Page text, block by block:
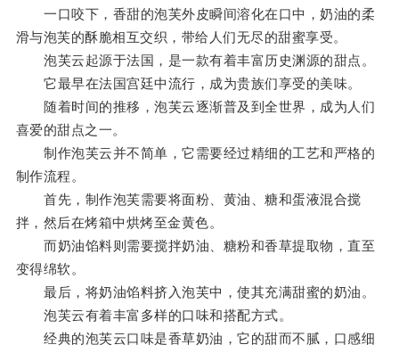
一口咬下，香甜的泡芙外皮瞬间溶化在口中，奶油的柔
滑与泡芙的酥脆相互交织，带给人们无尽的甜蜜享受。
泡芙云起源于法国，是一款有着丰富历史渊源的甜点。
它最早在法国宫廷中流行，成为贵族们享受的美味。
随着时间的推移，泡芙云逐渐普及到全世界，成为人们
喜爱的甜点之一。
制作泡芙云并不简单，它需要经过精细的工艺和严格的
制作流程。
首先，制作泡芙需要将面粉、黄油、糖和蛋液混合搅
拌，然后在烤箱中烘烤至金黄色。
而奶油馅料则需要搅拌奶油、糖粉和香草提取物，直至
变得绵软。
最后，将奶油馅料挤入泡芙中，使其充满甜蜜的奶油。
泡芙云有着丰富多样的口味和搭配方式。
经典的泡芙云口味是香草奶油，它的甜而不腻，口感细